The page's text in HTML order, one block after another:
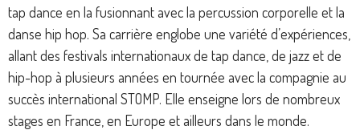
tap dance en la fusionnant avec la percussion corporelle et la
danse hip hop. Sa carrière englobe une variété d’expériences,
allant des festivals internationaux de tap dance, de jazz et de
hip-hop à plusieurs années en tournée avec la compagnie au
succès international STOMP. Elle enseigne lors de nombreux
stages en France, en Europe et ailleurs dans le monde.